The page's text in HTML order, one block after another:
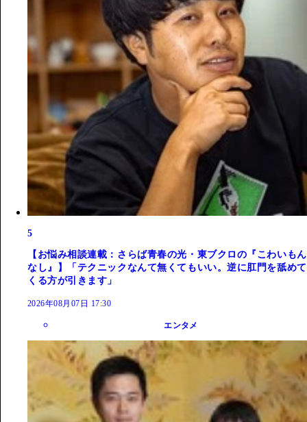
5
【お悩み相談連載：さらば青春の光・東ブクロの『こわいもん
なし』】「テクニックなんて無くてもいい。逆に肛門を舐めて
くる方が引きます」
2026年08月07日 17:30
エンタメ